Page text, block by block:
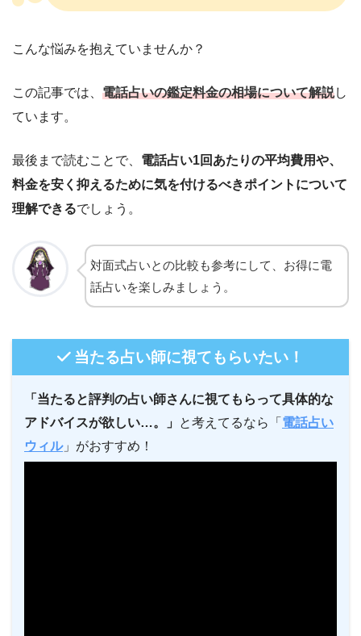
こんな悩みを抱えていませんか？
この記事では、 電話占いの鑑定料金の相場について解説し
ています。
最後まで読むことで、 電話占い1回あたりの平均費用や、
料金を安く抑えるために気を付けるべきポイントについて
理解できるでしょう。
対面式占いとの比較も参考にして、お得に電
話占いを楽しみましょう。
当たる占い師に視てもらいたい！
「当たると評判の占い師さんに視てもらって具体的な
アドバイスが欲しい…。」 と考えてるなら「 電話占い
ウィル」がおすすめ！